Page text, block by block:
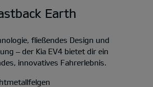
Earth
fließendes Design und
– der Kia EV4 bietet dir ein
innovatives Fahrerlebnis.